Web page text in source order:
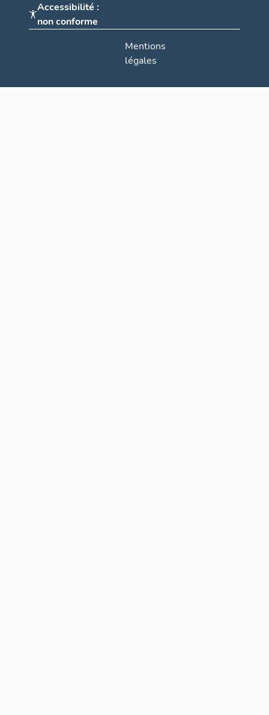
Accessibilité :
non conforme
Mentions
légales